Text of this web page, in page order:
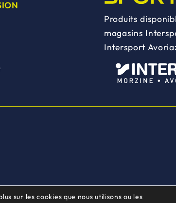
Produits
magasins
Intersport
sur les cookies que nous utilisons ou les